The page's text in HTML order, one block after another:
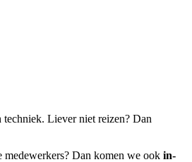
Liever niet reizen? Dan
Dan komen we ook in-